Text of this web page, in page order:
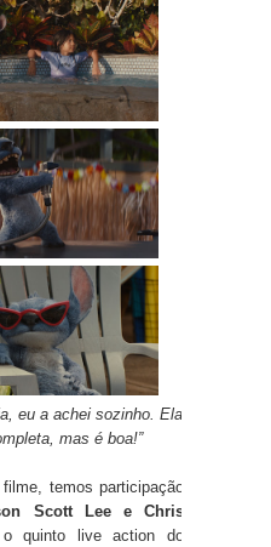
eu a achei sozinho. Ela
mas é boa!”
temos participação
Scott Lee e Chris
quinto live action do